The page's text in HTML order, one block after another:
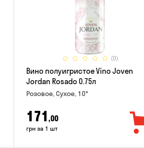
(0)
Вино полуигристое Vino Joven
Jordan Rosado 0.75л
Розовое, Сухое, 10°
171 ,00
грн за 1 шт